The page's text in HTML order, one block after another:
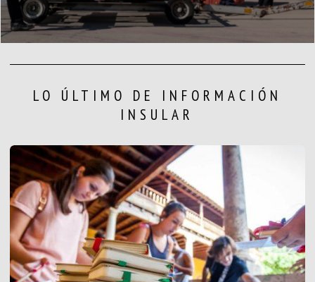
LO ÚLTIMO DE INFORMACIÓN
INSULAR